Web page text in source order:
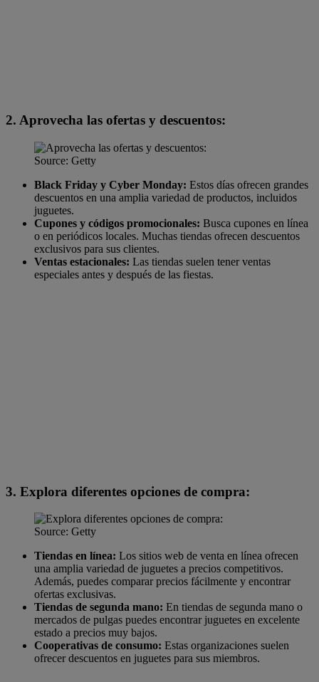
2. Aprovecha las ofertas y descuentos:
Source: Getty
Black Friday y Cyber Monday: Estos días ofrecen grandes
descuentos en una amplia variedad de productos, incluidos
juguetes.
Cupones y códigos promocionales: Busca cupones en línea
o en periódicos locales. Muchas tiendas ofrecen descuentos
exclusivos para sus clientes.
Ventas estacionales: Las tiendas suelen tener ventas
especiales antes y después de las fiestas.
3. Explora diferentes opciones de compra:
Source: Getty
Tiendas en línea: Los sitios web de venta en línea ofrecen
una amplia variedad de juguetes a precios competitivos.
Además, puedes comparar precios fácilmente y encontrar
ofertas exclusivas.
Tiendas de segunda mano: En tiendas de segunda mano o
mercados de pulgas puedes encontrar juguetes en excelente
estado a precios muy bajos.
Cooperativas de consumo: Estas organizaciones suelen
ofrecer descuentos en juguetes para sus miembros.